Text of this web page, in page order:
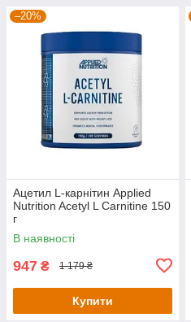
–20%
Ацетил L-карнітин Applied
Nutrition Acetyl L Carnitine 150
г
В наявності
947 ₴ 1 179 ₴
Купити